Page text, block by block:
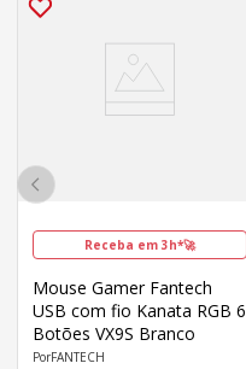
Receba em 3h*🚀
Mouse Gamer Fantech
USB com fio Kanata RGB 6
Botões VX9S Branco
FANTECH